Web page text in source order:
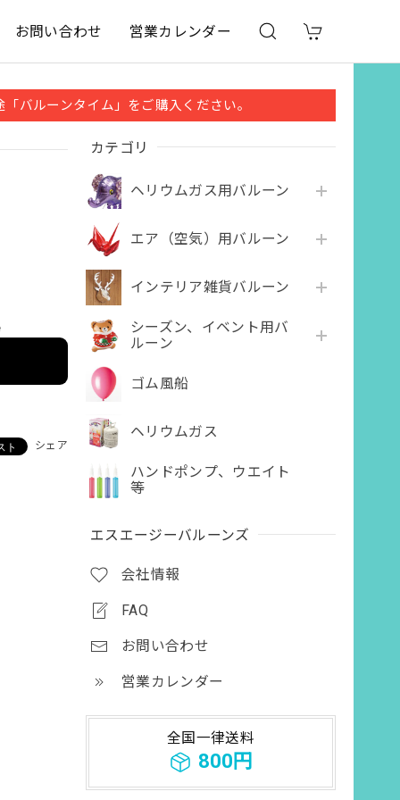
お問い合わせ 営業カレンダー
ルーンタイム」をご購入ください。
カテゴリ
ヘリウムガス用バルーン
エア（空気）用バルーン
インテリア雑貨バルーン
シーズン、イベント用バ
ルーン
ゴム風船
ヘリウムガス
ハンドポンプ、ウエイト
等
エスエージーバルーンズ
会社情報
FAQ
お問い合わせ
営業カレンダー
全国一律送料
800円
シェア